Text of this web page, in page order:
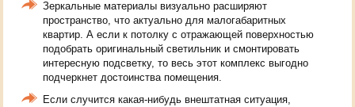
Зеркальные материалы визуально расширяют
пространство, что актуально для малогабаритных
квартир. А если к потолку с отражающей поверхностью
подобрать оригинальный светильник и смонтировать
интересную подсветку, то весь этот комплекс выгодно
подчеркнет достоинства помещения.
Если случится какая-нибудь внештатная ситуация,